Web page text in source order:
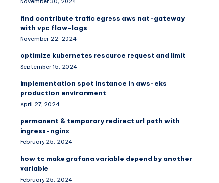
find contribute trafic egress aws nat-gateway
with vpc flow-logs
November 22, 2024
optimize kubernetes resource request and limit
September 15, 2024
implementation spot instance in aws-eks
production environment
April 27, 2024
permanent & temporary redirect url path with
ingress-nginx
February 25, 2024
how to make grafana variable depend by another
variable
February 25, 2024